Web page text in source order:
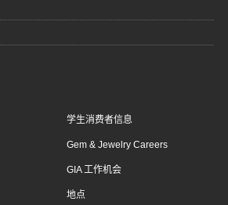
学生消费者信息
Gem & Jewelry Careers
GIA 工作机会
地点